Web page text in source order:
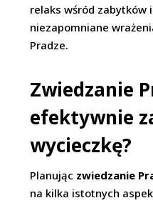
relaks wśród zabytków
niezapomniane
Pradze.
Zwiedzanie
efektywnie
wycieczkę?
Planując zwiedzanie
na kilka istotnych